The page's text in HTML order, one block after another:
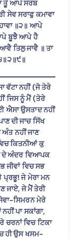
ਤੂੰ ਆਪੇ ਸਰਬ
ਸੇਵ ਸਰਾਫੁ ਕਮਾਵਾ
॥੨॥ ਆਪੇ
ਬੂਝੈ ਆਪੇ ਹੈ
ਤਿਲੁ ਜਾਵੈ ॥ ਤਾ
ਵੱਟਾ ਨਹੀਂ (ਜੋ ਤੇਰੇ
ਜਿਸ ਨੂੰ ਮੈਂ (ਤੇਰੇ
ਐਸਾ ਉਸਤਾਦ ਨਹੀਂ
ਦੀ ਜਾਚ ਸਿੱਖ
ਅੰਤ ਨਹੀਂ ਜਾਣ
ਕਿਤਨੀਆਂ ਕੁ
ਦੇ ਅੰਦਰ ਵਿਆਪਕ
ਜੀਵਾਂ ਵਿਚ ਸਭ
ਜੇ ਮੇਰਾ ਮਨ
ਜਾਏ, ਜੇ ਮੈਂ ਤੇਰੀ
ਸਿਮਰਨ ਮੇਰੇ
ਪਾ ਸਕਾਂਗਾ,
ਵਿਚ ਟਿਕਾ
ਹੀ ਉਸ ਖਸਮ-